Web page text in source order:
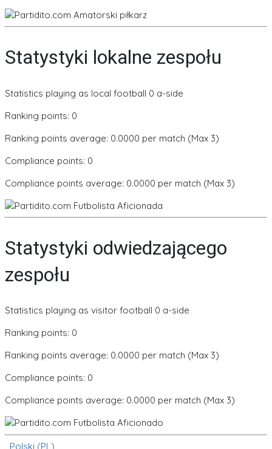
Statystyki lokalne zespołu
Statistics playing as local football 0 a-side
Ranking points: 0
Ranking points average: 0.0000 per match (Max 3)
Compliance points: 0
Compliance points average: 0.0000 per match (Max 3)
Statystyki odwiedzającego
zespołu
Statistics playing as visitor football 0 a-side
Ranking points: 0
Ranking points average: 0.0000 per match (Max 3)
Compliance points: 0
Compliance points average: 0.0000 per match (Max 3)
Polski (PL)